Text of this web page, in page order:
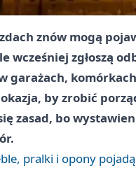
znów mogą
wcześniej zgłoszą
garażach,
by zrobić
zasad, bo
pralki i opony